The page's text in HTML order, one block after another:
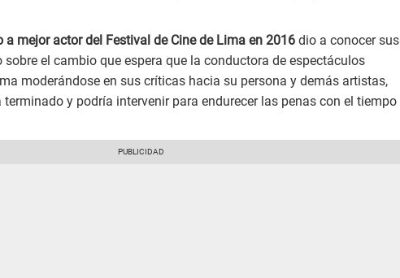
a mejor actor del Festival de Cine de Lima en 2016 dio a conocer sus
sobre el cambio que espera que la conductora de espectáculos
moderándose en sus críticas hacia su persona y demás artistas,
y podría intervenir para endurecer las penas con el tiempo